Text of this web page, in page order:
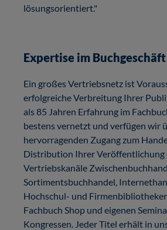
lösungsorientiert."
Expertise im Buchgeschäft
Ein großes Vertriebsnetz ist
erfolgreiche Verbreitung Ihrer
als 85 Jahren Erfahrung im
bestens vernetzt und verfügen wir
hervorragenden Zugang zum
Distribution Ihrer Veröffentlichung
Vertriebskanäle
Sortimentsbuchhandel,
Hochschul- und
Fachbuch Shop und eigenen
Kongressen. Jeder Titel erhält in